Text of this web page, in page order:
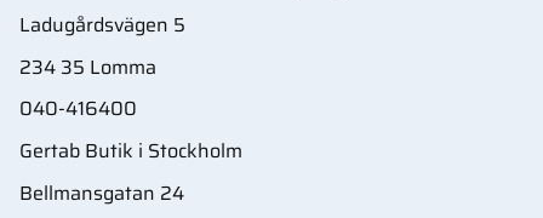
Ladugårdsvägen 5
234 35 Lomma
040-416400
Gertab Butik i Stockholm
Bellmansgatan 24